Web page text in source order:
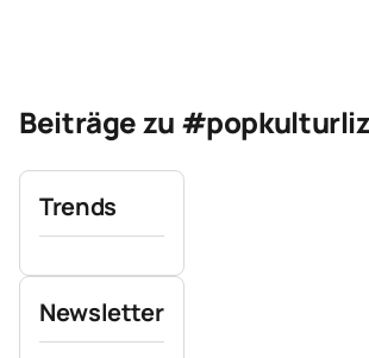
Beiträge zu
Trends
Newsletter